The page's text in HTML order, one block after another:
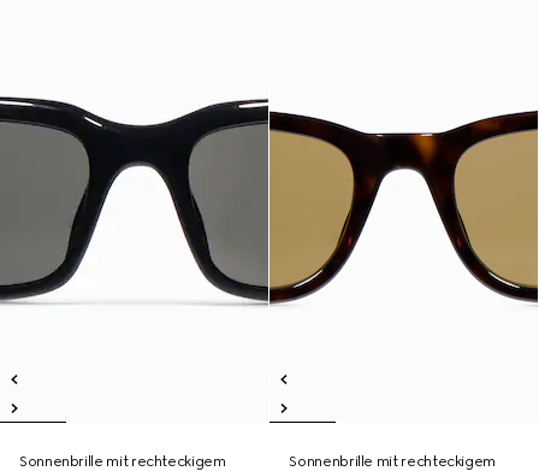
Sonnenbrille mit rechteckigem
Sonnenbrille mit rechteckigem